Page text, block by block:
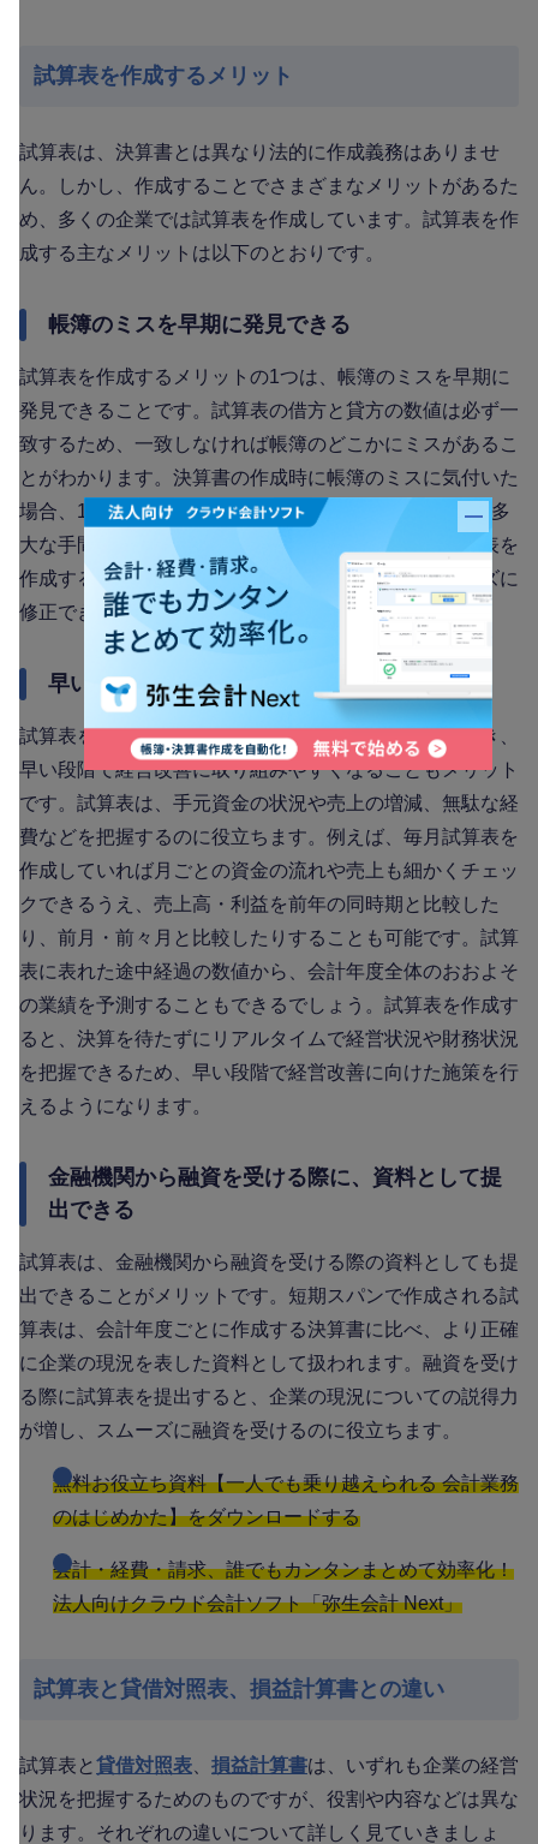
バナー
試算表を作成するメリット
試算表は、決算書とは異なり法的に作成義務はありませ
ん。しかし、作成することでさまざまなメリットがあるた
め、多くの企業では試算表を作成しています。試算表を作
成する主なメリットは以下のとおりです。
帳簿のミスを早期に発見できる
試算表を作成するメリットの1つは、帳簿のミスを早期に
発見できることです。試算表の借方と貸方の数値は必ず一
致するため、一致しなければ帳簿のどこかにミスがあるこ
とがわかります。決算書の作成時に帳簿のミスに気付いた
場合、1年分の帳簿を見直して修正が必要になるため、多
大な手間と労力がかかります。月次など定期的に試算表を
作成することで、帳簿のミスを早期に発見し、スムーズに
修正できるでしょう。
早い段階で経営改善に取り組むことができる
試算表を作成すると短期スパンで自社の業績を確認でき、
早い段階で経営改善に取り組みやすくなることもメリット
です。試算表は、手元資金の状況や売上の増減、無駄な経
費などを把握するのに役立ちます。例えば、毎月試算表を
作成していれば月ごとの資金の流れや売上も細かくチェッ
クできるうえ、売上高・利益を前年の同時期と比較した
り、前月・前々月と比較したりすることも可能です。試算
表に表れた途中経過の数値から、会計年度全体のおおよそ
の業績を予測することもできるでしょう。試算表を作成す
ると、決算を待たずにリアルタイムで経営状況や財務状況
を把握できるため、早い段階で経営改善に向けた施策を行
えるようになります。
金融機関から融資を受ける際に、資料として提
出できる
試算表は、金融機関から融資を受ける際の資料としても提
出できることがメリットです。短期スパンで作成される試
算表は、会計年度ごとに作成する決算書に比べ、より正確
に企業の現況を表した資料として扱われます。融資を受け
る際に試算表を提出すると、企業の現況についての説得力
が増し、スムーズに融資を受けるのに役立ちます。
無料お役立ち資料【一人でも乗り越えられる 会計業務
のはじめかた】をダウンロードする
会計・経費・請求、誰でもカンタンまとめて効率化！
法人向けクラウド会計ソフト「弥生会計 Next」
試算表と貸借対照表、損益計算書との違い
試算表と 貸借対照表 損益計算書は、いずれも企業の経営
状況を把握するためのものですが、役割や内容などは異な
ります。それぞれの違いについて詳しく見ていきましょ